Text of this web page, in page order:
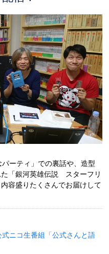
パーティ」での裏話や、造型
「銀河英雄伝説 スターフリ
容盛りたくさんでお届けして
式ニコ生番組「公式さんと語